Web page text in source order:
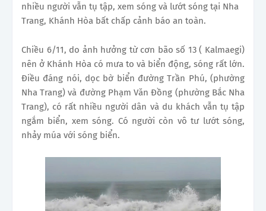
nhiều người vẫn tụ tập, xem sóng và lướt sóng tại Nha
Trang, Khánh Hòa bất chấp cảnh báo an toàn.
Chiều 6/11, do ảnh hưởng từ cơn bão số 13 ( Kalmaegi)
nên ở Khánh Hòa có mưa to và biển động, sóng rất lớn.
Điều đáng nói, dọc bờ biển đường Trần Phú, (phường
Nha Trang) và đường Phạm Văn Đồng (phường Bắc Nha
Trang), có rất nhiều người dân và du khách vẫn tụ tập
ngắm biển, xem sóng. Có người còn vô tư lướt sóng,
nhảy múa với sóng biển.